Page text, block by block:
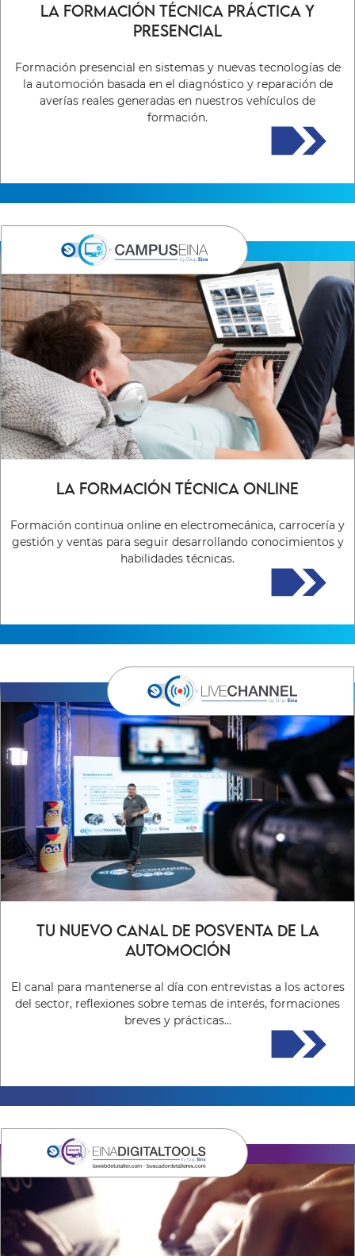
La formación técnica práctica y
presencial
Formación presencial en sistemas y nuevas tecnologías de
la automoción basada en el diagnóstico y reparación de
averías reales generadas en nuestros vehículos de
formación.
La formación técnica online
Formación continua online en electromecánica, carrocería y
gestión y ventas para seguir desarrollando conocimientos y
habilidades técnicas.
TU NUEVO CANAL DE POSVENTA DE LA
AUTOMOCIÓN
El canal para mantenerse al día con entrevistas a los actores
del sector, reflexiones sobre temas de interés, formaciones
breves y prácticas…